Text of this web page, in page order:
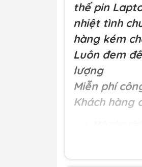
thế pin
nhiệt tình
hàng kém
Luôn đem
lượng
Miễn phí
Khách hàng